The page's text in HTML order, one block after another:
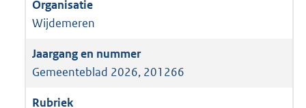
Wijdemeren
Gemeenteblad 2026, 201266